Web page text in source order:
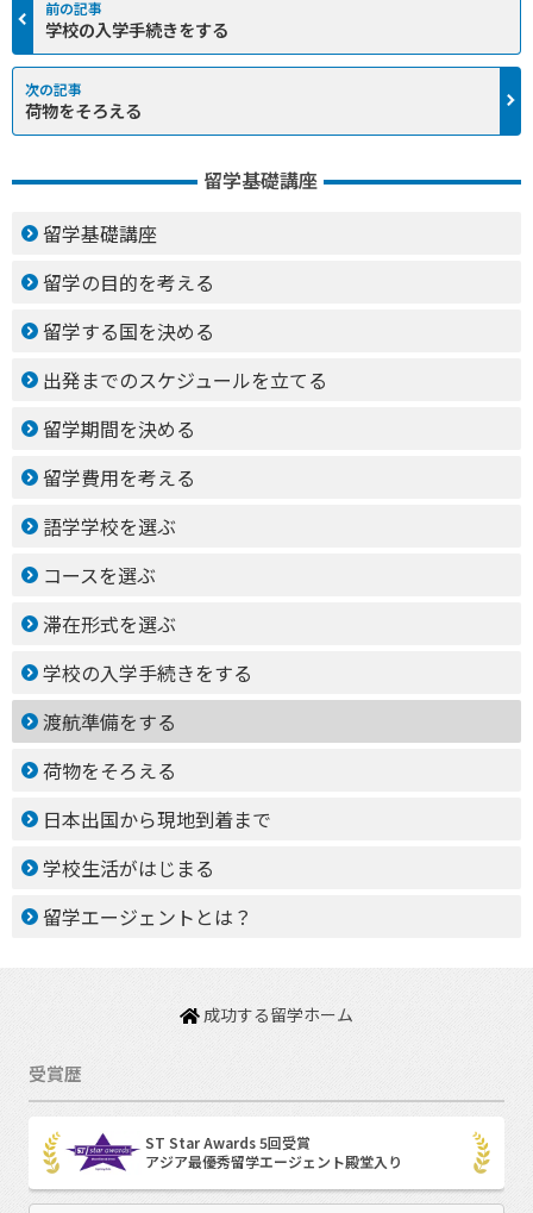
学校の入学手続きをする
荷物をそろえる
留学基礎講座
留学基礎講座
留学の目的を考える
留学する国を決める
出発までのスケジュールを立てる
留学期間を決める
留学費用を考える
語学学校を選ぶ
コースを選ぶ
滞在形式を選ぶ
学校の入学手続きをする
渡航準備をする
荷物をそろえる
日本出国から現地到着まで
学校生活がはじまる
留学エージェントとは？
成功する留学ホーム
受賞歴
ST Star Awards 5回受賞
アジア最優秀留学エージェント殿堂入り